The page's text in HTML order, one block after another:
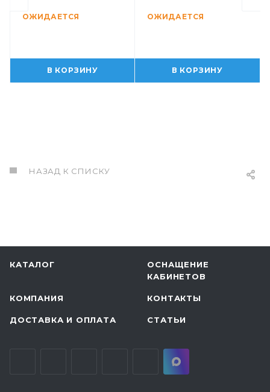
ОЖИДАЕТСЯ
В КОРЗИНУ
ОЖИДАЕТСЯ
В КОРЗИНУ
НАЗАД К СПИСКУ
КАТАЛОГ
ОСНАЩЕНИЕ
КАБИНЕТОВ
КОМПАНИЯ КОНТАКТЫ
ДОСТАВКА И ОПЛАТА СТАТЬИ